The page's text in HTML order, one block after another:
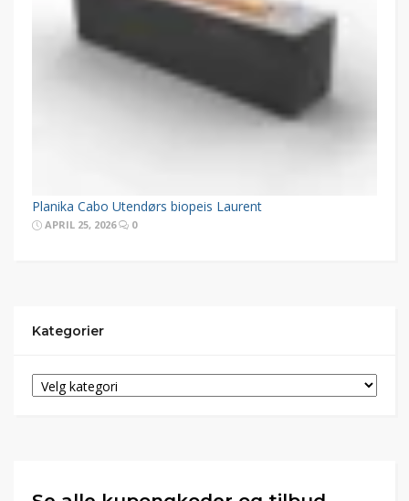
Planika Cabo Utendørs biopeis Laurent
APRIL 25, 2026 0
Kategorier